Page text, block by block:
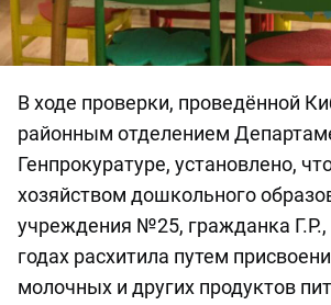
В ходе проверки, проведённой
районным отделением
Генпрокуратуре, установлено,
хозяйством дошкольного
учреждения №25, гражданка Г.Р.,
годах расхитила путем
молочных и других продуктов